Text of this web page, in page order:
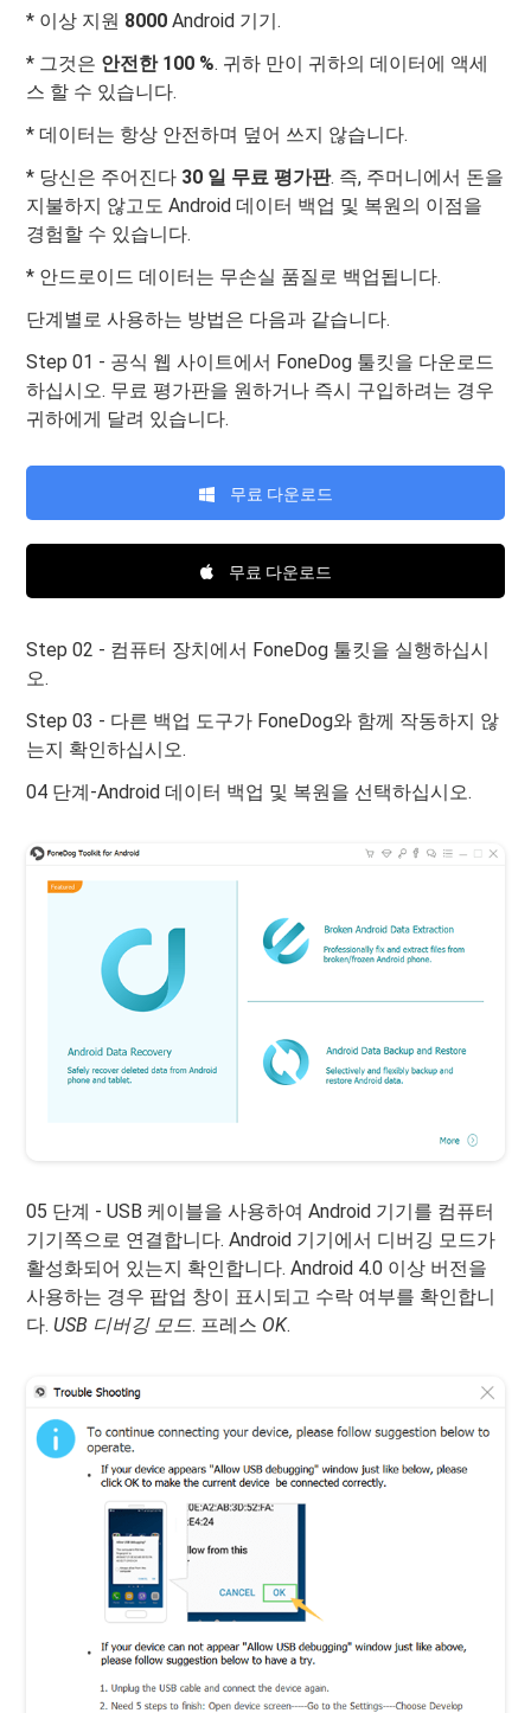
* 이상 지원 8000 Android 기기.
* 그것은 안전한 100 %. 귀하 만이 귀하의 데이터에 액세
스 할 수 있습니다.
* 데이터는 항상 안전하며 덮어 쓰지 않습니다.
* 당신은 주어진다 30 일 무료 평가판. 즉, 주머니에서 돈을
지불하지 않고도 Android 데이터 백업 및 복원의 이점을
경험할 수 있습니다.
* 안드로이드 데이터는 무손실 품질로 백업됩니다.
단계별로 사용하는 방법은 다음과 같습니다.
Step 01 - 공식 웹 사이트에서 FoneDog 툴킷을 다운로드
하십시오. 무료 평가판을 원하거나 즉시 구입하려는 경우
귀하에게 달려 있습니다.
무료 다운로드
무료 다운로드
Step 02 - 컴퓨터 장치에서 FoneDog 툴킷을 실행하십시
오.
Step 03 - 다른 백업 도구가 FoneDog와 함께 작동하지 않
는지 확인하십시오.
04 단계-Android 데이터 백업 및 복원을 선택하십시오.
05 단계 - USB 케이블을 사용하여 Android 기기를 컴퓨터
기기쪽으로 연결합니다. Android 기기에서 디버깅 모드가
활성화되어 있는지 확인합니다. Android 4.0 이상 버전을
사용하는 경우 팝업 창이 표시되고 수락 여부를 확인합니
다. USB 디버깅 모드. 프레스 OK.